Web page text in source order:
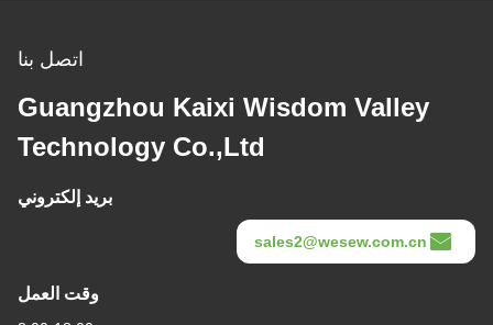
اتصل بنا
Guangzhou Kaixi Wisdom Valley
Technology Co.,Ltd
بريد إلكتروني
sales2@wesew.com.cn
وقت العمل